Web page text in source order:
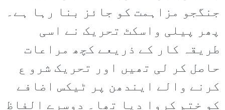
جنگجو مزاہمت کو جائز بنا رہا ہے۔
پھر پیلی واسکٹ تحریک نے اسی
طریقہ کار کے ذریعے کچھ مراعات
حاصل کر لی تھیں اور تحریک شرو ع
کرنے والے ایندھن پر ٹیکس اضافے